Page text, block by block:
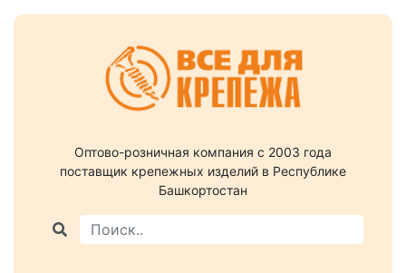
Оптово-розничная компания c 2003 года
поставщик крепежных изделий в Республике
Башкортостан